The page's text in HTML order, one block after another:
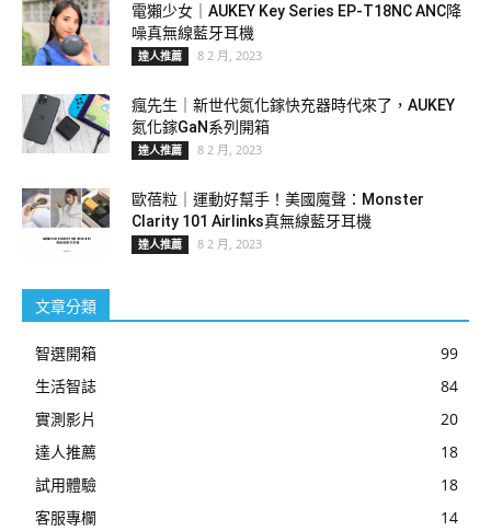
電獺少女｜AUKEY Key Series EP-T18NC ANC降
噪真無線藍牙耳機
達人推薦 8 2 月, 2023
瘋先生｜新世代氮化鎵快充器時代來了，AUKEY
氮化鎵GaN系列開箱
達人推薦 8 2 月, 2023
歐蓓粒｜運動好幫手！美國魔聲：Monster
Clarity 101 Airlinks真無線藍牙耳機
達人推薦 8 2 月, 2023
文章分類
智選開箱
99
生活智誌
84
實測影片
20
達人推薦
18
試用體驗
18
客服專欄
14